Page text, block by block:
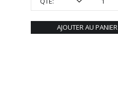
AJOUTER AU PANIER